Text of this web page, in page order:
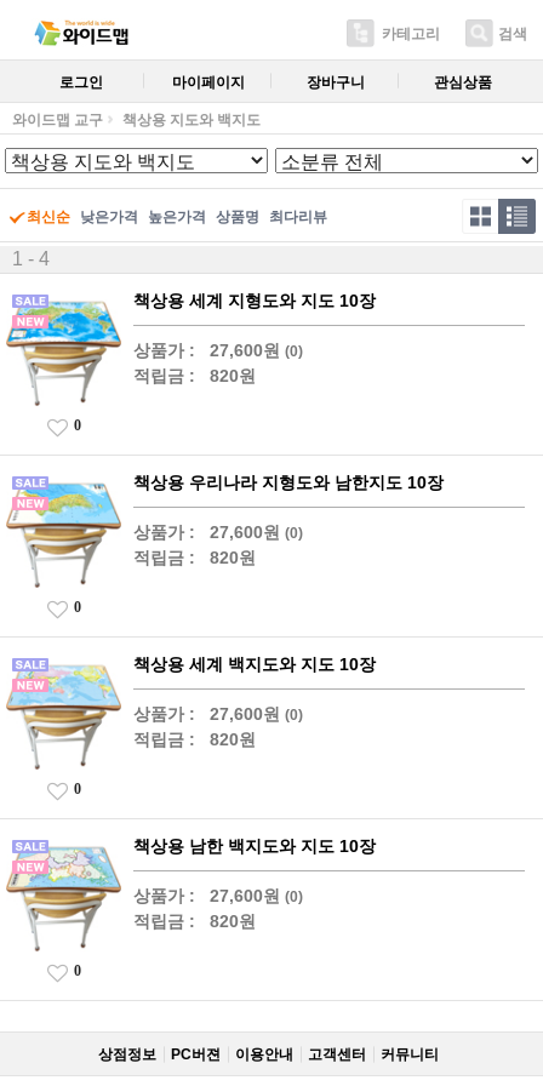
카테고리 검색
로그인 마이페이지 장바구니 관심상품
와이드맵 교구 책상용 지도와 백지도
최신순 낮은가격 높은가격 상품명 최다리뷰
1 - 4
책상용 세계 지형도와 지도 10장
상품가 : 27,600원 (0)
적립금 : 820원
0
책상용 우리나라 지형도와 남한지도 10장
상품가 : 27,600원 (0)
적립금 : 820원
0
책상용 세계 백지도와 지도 10장
상품가 : 27,600원 (0)
적립금 : 820원
0
책상용 남한 백지도와 지도 10장
상품가 : 27,600원 (0)
적립금 : 820원
0
상점정보 PC버젼 이용안내 고객센터 커뮤니티